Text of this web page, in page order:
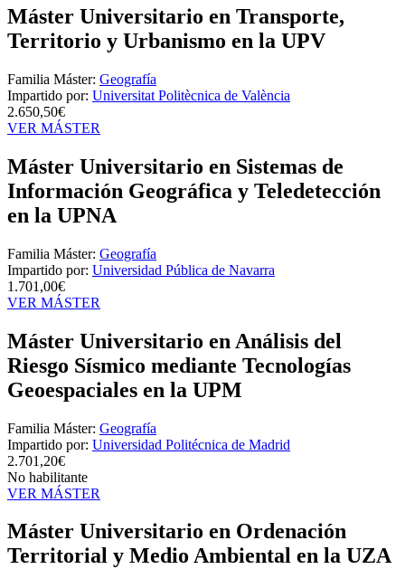
Máster Universitario en Transporte,
Territorio y Urbanismo en la UPV
Familia Máster: Geografía
Impartido por: Universitat Politècnica de València
2.650,50€
VER MÁSTER
Máster Universitario en Sistemas de
Información Geográfica y Teledetección
en la UPNA
Familia Máster: Geografía
Impartido por: Universidad Pública de Navarra
1.701,00€
VER MÁSTER
Máster Universitario en Análisis del
Riesgo Sísmico mediante Tecnologías
Geoespaciales en la UPM
Familia Máster: Geografía
Impartido por: Universidad Politécnica de Madrid
2.701,20€
No habilitante
VER MÁSTER
Máster Universitario en Ordenación
Territorial y Medio Ambiental en la UZA